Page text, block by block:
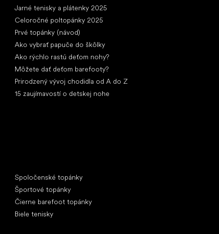
Jarné tenisky a plátenky 2025
Celoročné poltopánky 2025
Prvé topánky (návod)
Ako vybrať papuče do škôlky
Ako rýchlo rastú deťom nohy?
Môžete dať deťom barefooty?
Prirodzený vývoj chodidla od A do Z
15 zaujímavostí o detskej nohe
Spoločenské topánky
Športové topánky
Čierne barefoot topánky
Biele tenisky